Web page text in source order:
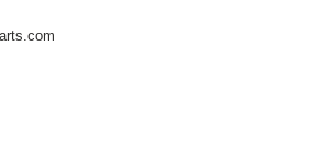
Minitractorparts.nl, uw